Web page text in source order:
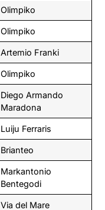
Olimpiko
Olimpiko
Artemio Franki
Olimpiko
Diego Armando
Maradona
Luiju Ferraris
Brianteo
Markantonio
Bentegodi
Via del Mare